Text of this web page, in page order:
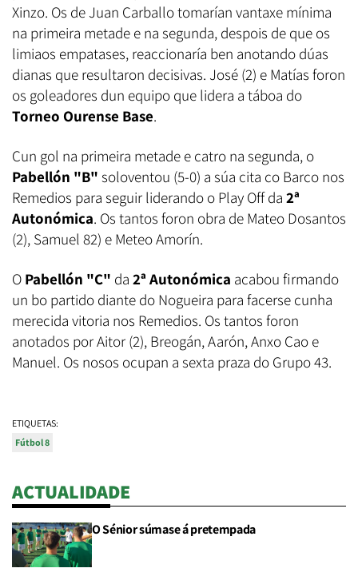
Xinzo. Os de Juan Carballo tomarían vantaxe mínima
na primeira metade e na segunda, despois de que os
limiaos empatases, reaccionaría ben anotando dúas
dianas que resultaron decisivas. José (2) e Matías foron
os goleadores dun equipo que lidera a táboa do
Torneo Ourense Base.
Cun gol na primeira metade e catro na segunda, o
Pabellón "B" soloventou (5-0) a súa cita co Barco nos
Remedios para seguir liderando o Play Off da 2ª
Autonómica. Os tantos foron obra de Mateo Dosantos
(2), Samuel 82) e Meteo Amorín.
O Pabellón "C" da 2ª Autonómica acabou firmando
un bo partido diante do Nogueira para facerse cunha
merecida vitoria nos Remedios. Os tantos foron
anotados por Aitor (2), Breogán, Aarón, Anxo Cao e
Manuel. Os nosos ocupan a sexta praza do Grupo 43.
ETIQUETAS:
Fútbol 8
ACTUALIDADE
O Sénior súmase á pretempada